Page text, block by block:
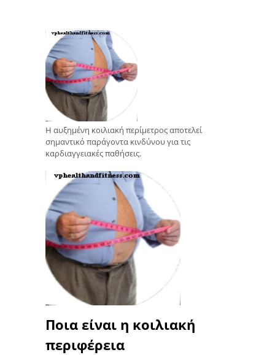
Η αυξημένη κοιλιακή περίμετρος αποτελεί
σημαντικό παράγοντα κινδύνου για τις
καρδιαγγειακές παθήσεις.
Ποια είναι η κοιλιακή
περιφέρεια